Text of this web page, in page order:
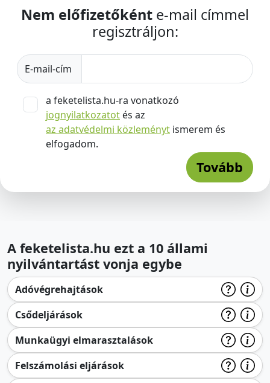
Nem előfizetőként e-mail címmel
regisztráljon:
E-mail-cím
a feketelista.hu-ra vonatkozó
jognyilatkozatot és az
az adatvédelmi közleményt ismerem és
elfogadom.
Tovább
A feketelista.hu ezt a 10 állami
nyilvántartást vonja egybe
Adóvégrehajtások
Csődeljárások
Munkaügyi elmarasztalások
Felszámolási eljárások